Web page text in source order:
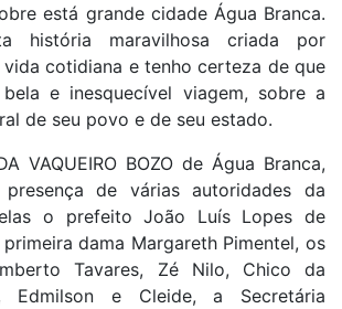
está grande cidade Água Branca.
história maravilhosa criada por
vida cotidiana e tenho certeza de que
e inesquecível viagem, sobre a
de seu povo e de seu estado.
VAQUEIRO BOZO de Água Branca,
de várias autoridades da
o prefeito João Luís Lopes de
dama Margareth Pimentel, os
Tavares, Zé Nilo, Chico da
Edmilson e Cleide, a Secretária